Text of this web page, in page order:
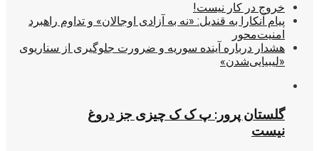
خروج در کار نیست!
پیام آنکارا به قندیل: «نه به آزادی اوجالان» و تداوم راهبرد
امنیت‌محور
هشدار درباره آینده سوریه و ضرورت جلوگیری از سناریوی
«لیبیایی‌شدن»
گلستان پرور: پ ک ک چیزی جز دروغ
نیست